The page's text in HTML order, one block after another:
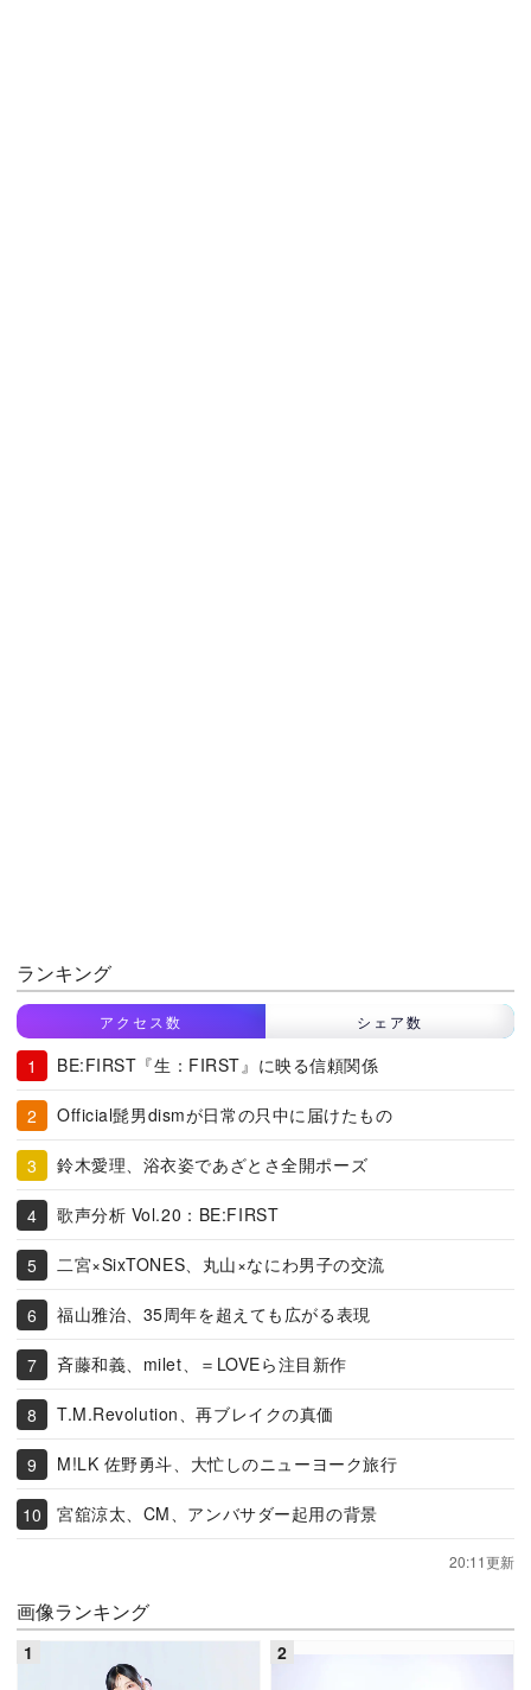
ランキング
アクセス数 シェア数
BE:FIRST『生：FIRST』に映る信頼関係
Official髭男dismが日常の只中に届けたもの
鈴木愛理、浴衣姿であざとさ全開ポーズ
歌声分析 Vol.20：BE:FIRST
二宮×SixTONES、丸山×なにわ男子の交流
福山雅治、35周年を超えても広がる表現
斉藤和義、milet、＝LOVEら注目新作
T.M.Revolution、再ブレイクの真価
M!LK 佐野勇斗、大忙しのニューヨーク旅行
宮舘涼太、CM、アンバサダー起用の背景
20:11更新
画像ランキング